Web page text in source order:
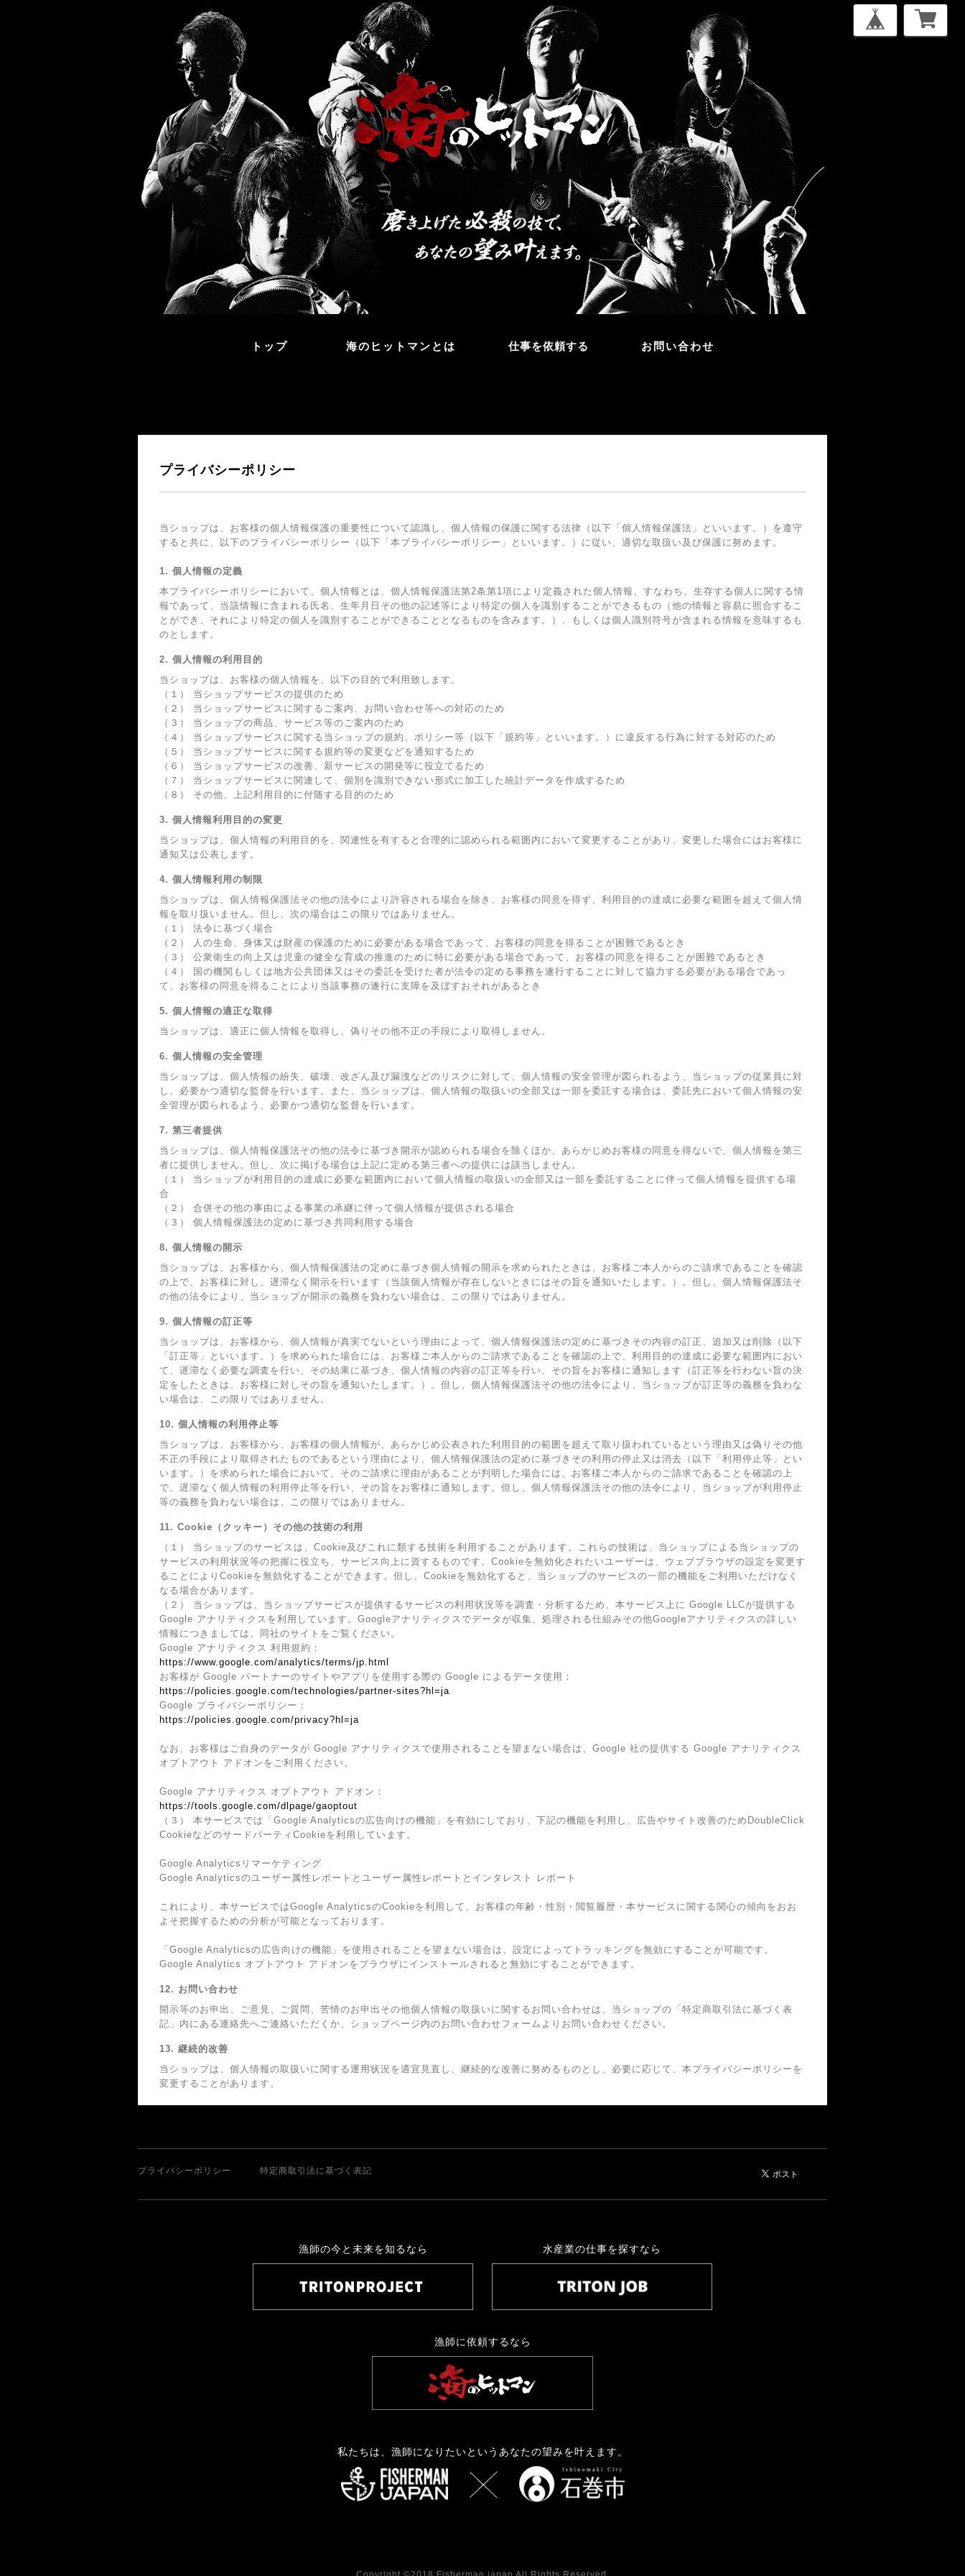
トップ 海のヒットマンとは 仕事を依頼する お問い合わせ
プライバシーポリシー
当ショップは、お客様の個人情報保護の重要性について認識し、個人情報の保護に関する法律（以下「個人情報保護法」といいます。）を遵守
すると共に、以下のプライバシーポリシー（以下「本プライバシーポリシー」といいます。）に従い、適切な取扱い及び保護に努めます。
1. 個人情報の定義
本プライバシーポリシーにおいて、個人情報とは、個人情報保護法第2条第1項により定義された個人情報、すなわち、生存する個人に関する情
報であって、当該情報に含まれる氏名、生年月日その他の記述等により特定の個人を識別することができるもの（他の情報と容易に照合するこ
とができ、それにより特定の個人を識別することができることとなるものを含みます。）、もしくは個人識別符号が含まれる情報を意味するも
のとします。
2. 個人情報の利用目的
当ショップは、お客様の個人情報を、以下の目的で利用致します。
（１） 当ショップサービスの提供のため
（２） 当ショップサービスに関するご案内、お問い合わせ等への対応のため
（３） 当ショップの商品、サービス等のご案内のため
（４） 当ショップサービスに関する当ショップの規約、ポリシー等（以下「規約等」といいます。）に違反する行為に対する対応のため
（５） 当ショップサービスに関する規約等の変更などを通知するため
（６） 当ショップサービスの改善、新サービスの開発等に役立てるため
（７） 当ショップサービスに関連して、個別を識別できない形式に加工した統計データを作成するため
（８） その他、上記利用目的に付随する目的のため
3. 個人情報利用目的の変更
当ショップは、個人情報の利用目的を、関連性を有すると合理的に認められる範囲内において変更することがあり、変更した場合にはお客様に
通知又は公表します。
4. 個人情報利用の制限
当ショップは、個人情報保護法その他の法令により許容される場合を除き、お客様の同意を得ず、利用目的の達成に必要な範囲を超えて個人情
報を取り扱いません。但し、次の場合はこの限りではありません。
（１） 法令に基づく場合
（２） 人の生命、身体又は財産の保護のために必要がある場合であって、お客様の同意を得ることが困難であるとき
（３） 公衆衛生の向上又は児童の健全な育成の推進のために特に必要がある場合であって、お客様の同意を得ることが困難であるとき
（４） 国の機関もしくは地方公共団体又はその委託を受けた者が法令の定める事務を遂行することに対して協力する必要がある場合であっ
て、お客様の同意を得ることにより当該事務の遂行に支障を及ぼすおそれがあるとき
5. 個人情報の適正な取得
当ショップは、適正に個人情報を取得し、偽りその他不正の手段により取得しません。
6. 個人情報の安全管理
当ショップは、個人情報の紛失、破壊、改ざん及び漏洩などのリスクに対して、個人情報の安全管理が図られるよう、当ショップの従業員に対
し、必要かつ適切な監督を行います。また、当ショップは、個人情報の取扱いの全部又は一部を委託する場合は、委託先において個人情報の安
全管理が図られるよう、必要かつ適切な監督を行います。
7. 第三者提供
当ショップは、個人情報保護法その他の法令に基づき開示が認められる場合を除くほか、あらかじめお客様の同意を得ないで、個人情報を第三
者に提供しません。但し、次に掲げる場合は上記に定める第三者への提供には該当しません。
（１） 当ショップが利用目的の達成に必要な範囲内において個人情報の取扱いの全部又は一部を委託することに伴って個人情報を提供する場
合
（２） 合併その他の事由による事業の承継に伴って個人情報が提供される場合
（３） 個人情報保護法の定めに基づき共同利用する場合
8. 個人情報の開示
当ショップは、お客様から、個人情報保護法の定めに基づき個人情報の開示を求められたときは、お客様ご本人からのご請求であることを確認
の上で、お客様に対し、遅滞なく開示を行います（当該個人情報が存在しないときにはその旨を通知いたします。）。但し、個人情報保護法そ
の他の法令により、当ショップが開示の義務を負わない場合は、この限りではありません。
9. 個人情報の訂正等
当ショップは、お客様から、個人情報が真実でないという理由によって、個人情報保護法の定めに基づきその内容の訂正、追加又は削除（以下
「訂正等」といいます。）を求められた場合には、お客様ご本人からのご請求であることを確認の上で、利用目的の達成に必要な範囲内におい
て、遅滞なく必要な調査を行い、その結果に基づき、個人情報の内容の訂正等を行い、その旨をお客様に通知します（訂正等を行わない旨の決
定をしたときは、お客様に対しその旨を通知いたします。）。但し、個人情報保護法その他の法令により、当ショップが訂正等の義務を負わな
い場合は、この限りではありません。
10. 個人情報の利用停止等
当ショップは、お客様から、お客様の個人情報が、あらかじめ公表された利用目的の範囲を超えて取り扱われているという理由又は偽りその他
不正の手段により取得されたものであるという理由により、個人情報保護法の定めに基づきその利用の停止又は消去（以下「利用停止等」とい
います。）を求められた場合において、そのご請求に理由があることが判明した場合には、お客様ご本人からのご請求であることを確認の上
で、遅滞なく個人情報の利用停止等を行い、その旨をお客様に通知します。但し、個人情報保護法その他の法令により、当ショップが利用停止
等の義務を負わない場合は、この限りではありません。
11. Cookie（クッキー）その他の技術の利用
（１） 当ショップのサービスは、Cookie及びこれに類する技術を利用することがあります。これらの技術は、当ショップによる当ショップの
サービスの利用状況等の把握に役立ち、サービス向上に資するものです。Cookieを無効化されたいユーザーは、ウェブブラウザの設定を変更す
ることによりCookieを無効化することができます。但し、Cookieを無効化すると、当ショップのサービスの一部の機能をご利用いただけなく
なる場合があります。
（２） 当ショップは、当ショップサービスが提供するサービスの利用状況等を調査・分析するため、本サービス上に Google LLCが提供する
Google アナリティクスを利用しています。Googleアナリティクスでデータが収集、処理される仕組みその他Googleアナリティクスの詳しい
情報につきましては、同社のサイトをご覧ください。
Google アナリティクス 利用規約：
https://www.google.com/analytics/terms/jp.html
お客様が Google パートナーのサイトやアプリを使用する際の Google によるデータ使用：
https://policies.google.com/technologies/partner-sites?hl=ja
Google プライバシーポリシー：
https://policies.google.com/privacy?hl=ja
なお、お客様はご自身のデータが Google アナリティクスで使用されることを望まない場合は、Google 社の提供する Google アナリティクス
オプトアウト アドオンをご利用ください。
Google アナリティクス オプトアウト アドオン：
https://tools.google.com/dlpage/gaoptout
（３） 本サービスでは「Google Analyticsの広告向けの機能」を有効にしており、下記の機能を利用し、広告やサイト改善のためDoubleClick
CookieなどのサードパーティCookieを利用しています。
Google Analyticsリマーケティング
Google Analyticsのユーザー属性レポートとユーザー属性レポートとインタレスト レポート
これにより、本サービスではGoogle AnalyticsのCookieを利用して、お客様の年齢・性別・閲覧履歴・本サービスに関する関心の傾向をおお
よそ把握するための分析が可能となっております。
「Google Analyticsの広告向けの機能」を使用されることを望まない場合は、設定によってトラッキングを無効にすることが可能です。
Google Analytics オプトアウト アドオンをブラウザにインストールされると無効にすることができます。
12. お問い合わせ
開示等のお申出、ご意見、ご質問、苦情のお申出その他個人情報の取扱いに関するお問い合わせは、当ショップの「特定商取引法に基づく表
記」内にある連絡先へご連絡いただくか、ショップページ内のお問い合わせフォームよりお問い合わせください。
13. 継続的改善
当ショップは、個人情報の取扱いに関する運用状況を適宜見直し、継続的な改善に努めるものとし、必要に応じて、本プライバシーポリシーを
変更することがあります。
プライバシーポリシー 特定商取引法に基づく表記
漁師の今と未来を知るなら 水産業の仕事を探すなら
漁師に依頼するなら
私たちは、漁師になりたいというあなたの望みを叶えます。